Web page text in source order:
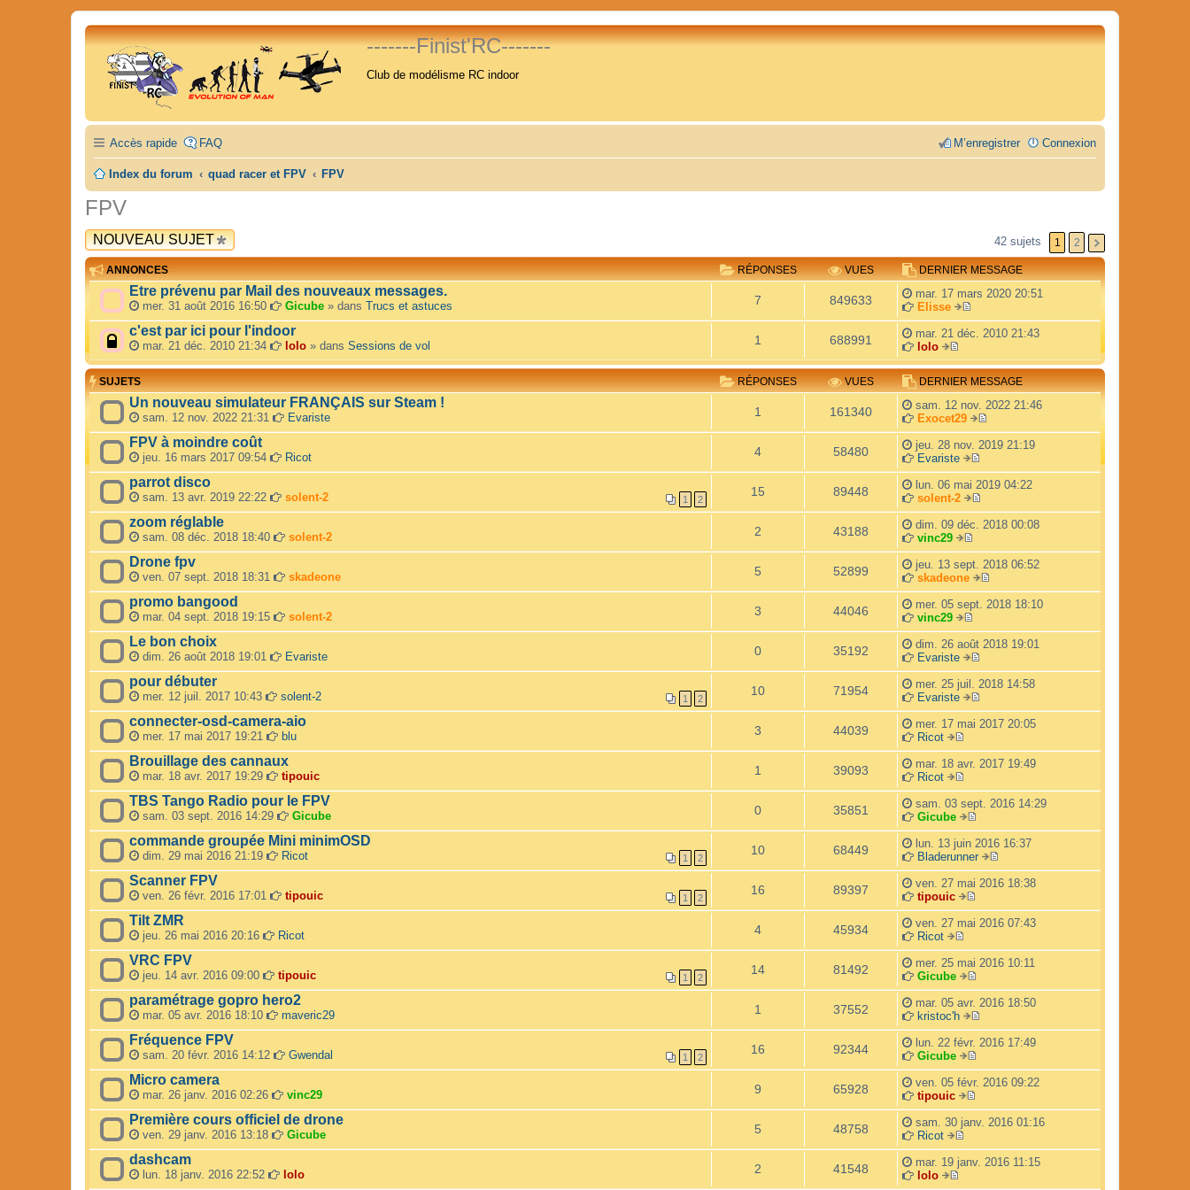
-------Finist'RC-------
Club de modélisme RC indoor
Accès rapide FAQ Connexion
M’enregistrer
Index du forum quad racer et FPV FPV
FPV
NOUVEAU SUJET 42 sujets 1 2
ANNONCES RÉPONSES VUES DERNIER MESSAGE
Etre prévenu par Mail des nouveaux messages.
mer. 31 août 2016 16:50 Gicube » dans Trucs et astuces 7 849633
mar. 17 mars 2020 20:51
Elisse
V
o
r
l
e
d
e
r
n
i
e
r
m
e
s
s
a
g
e
c'est par ici pour l'indoor
mar. 21 déc. 2010 21:34 lolo » dans Sessions de vol 1 688991
mar. 21 déc. 2010 21:43
lolo
V
o
i
r
l
e
d
e
r
n
i
e
r
m
e
s
s
a
g
e
SUJETS RÉPONSES VUES DERNIER MESSAGE
Un nouveau simulateur FRANÇAIS sur Steam !
sam. 12 nov. 2022 21:31 Evariste 1 161340
sam. 12 nov. 2022 21:46
Exocet29
V
o
r
l
d
e
n
i
e
r
m
s
s
g
e
FPV à moindre coût
jeu. 16 mars 2017 09:54 Ricot 4 58480
jeu. 28 nov. 2019 21:19
Evariste
V
o
i
r
d
e
r
n
r
m
s
s
g
e
parrot disco
1 2
sam. 13 avr. 2019 22:22 solent-2 15 89448
lun. 06 mai 2019 04:22
solent-2
V
o
r
e
d
n
r
m
s
s
g
e
zoom réglable
sam. 08 déc. 2018 18:40 solent-2 2 43188
dim. 09 déc. 2018 00:08
vinc29
V
o
i
r
l
d
e
r
n
e
r
m
s
s
g
e
Drone fpv
ven. 07 sept. 2018 18:31 skadeone 5 52899
jeu. 13 sept. 2018 06:52
skadeone
V
o
r
l
d
e
n
i
r
m
s
s
g
e
promo bangood
mar. 04 sept. 2018 19:15 solent-2 3 44046
mer. 05 sept. 2018 18:10
vinc29
V
o
i
r
e
d
e
n
i
r
m
e
s
s
a
g
e
Le bon choix
dim. 26 août 2018 19:01 Evariste 0 35192
dim. 26 août 2018 19:01
Evariste
V
o
r
l
d
e
n
i
r
m
e
s
s
g
e
pour débuter
1 2
mer. 12 juil. 2017 10:43 solent-2 10 71954
mer. 25 juil. 2018 14:58
Evariste
V
o
r
l
d
e
n
i
e
r
m
s
s
g
e
connecter-osd-camera-aio
mer. 17 mai 2017 19:21 blu 3 44039
mer. 17 mai 2017 20:05
Ricot
V
o
r
l
e
d
e
r
n
i
e
r
m
s
s
a
g
e
Brouillage des cannaux
mar. 18 avr. 2017 19:29 tipouic 1 39093
mar. 18 avr. 2017 19:49
Ricot
V
o
i
r
l
e
d
e
r
n
i
r
m
e
s
s
a
g
e
TBS Tango Radio pour le FPV
sam. 03 sept. 2016 14:29 Gicube 0 35851
sam. 03 sept. 2016 14:29
Gicube
V
o
i
r
d
e
n
r
m
e
s
s
g
e
commande groupée Mini minimOSD
1 2
dim. 29 mai 2016 21:19 Ricot 10 68449
lun. 13 juin 2016 16:37
Bladerunner
V
o
r
l
d
e
n
i
r
m
s
s
g
e
Scanner FPV
1 2
ven. 26 févr. 2016 17:01 tipouic 16 89397
ven. 27 mai 2016 18:38
tipouic
V
o
r
e
d
e
r
n
e
r
m
s
s
g
e
Tilt ZMR
jeu. 26 mai 2016 20:16 Ricot 4 45934
ven. 27 mai 2016 07:43
Ricot
V
o
i
r
l
e
d
e
r
n
i
e
r
m
s
s
g
VRC FPV
1 2
jeu. 14 avr. 2016 09:00 tipouic 14 81492
mer. 25 mai 2016 10:11
Gicube
V
o
i
r
d
e
n
i
r
m
s
paramétrage gopro hero2
mar. 05 avr. 2016 18:10 maveric29 1 37552
mar. 05 avr. 2016 18:50
kristoc'h
V
o
r
d
e
n
r
Fréquence FPV
1 2
sam. 20 févr. 2016 14:12 Gwendal 16 92344
lun. 22 févr. 2016 17:49
Gicube
V
o
r
l
d
e
n
Micro camera
mar. 26 janv. 2016 02:26 vinc29 9 65928
ven. 05 févr. 2016 09:22
tipouic
V
o
r
l
d
Première cours officiel de drone
ven. 29 janv. 2016 13:18 Gicube 5 48758
sam. 30 janv. 2016 01:16
Ricot
V
o
r
dashcam
lun. 18 janv. 2016 22:52 lolo 2 41548
mar. 19 janv. 2016 11:15
lolo
V